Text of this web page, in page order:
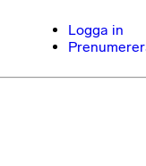
Logga in